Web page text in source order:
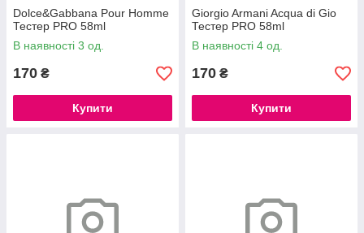
Dolce&Gabbana Pour Homme
Тестер PRO 58ml
В наявності 3 од.
170 ₴
Купити
Giorgio Armani Acqua di Gio
Тестер PRO 58ml
В наявності 4 од.
170 ₴
Купити